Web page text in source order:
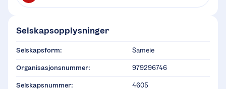
Selskapsopplysninger
Selskapsform: Sameie
Organisasjonsnummer: 979296746
Selskapsnummer: 4605